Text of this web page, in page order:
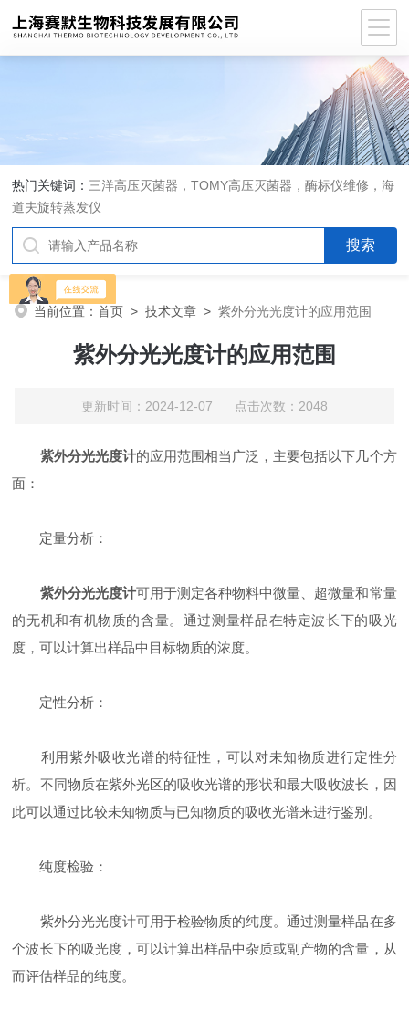
热门关键词： 三洋高压灭菌器，TOMY高压灭菌器，酶标仪维修，海
道夫旋转蒸发仪
当前位置：首页 >技术文章 >紫外分光光度计的应用范围
紫外分光光度计的应用范围
更新时间：2024-12-07 点击次数：2048
紫外分光光度计的应用范围相当广泛，主要包括以下几个方
面：
定量分析：
紫外分光光度计可用于测定各种物料中微量、超微量和常量
的无机和有机物质的含量。通过测量样品在特定波长下的吸光
度，可以计算出样品中目标物质的浓度。
定性分析：
利用紫外吸收光谱的特征性，可以对未知物质进行定性分
析。不同物质在紫外光区的吸收光谱的形状和最大吸收波长，因
此可以通过比较未知物质与已知物质的吸收光谱来进行鉴别。
纯度检验：
紫外分光光度计可用于检验物质的纯度。通过测量样品在多
个波长下的吸光度，可以计算出样品中杂质或副产物的含量，从
而评估样品的纯度。